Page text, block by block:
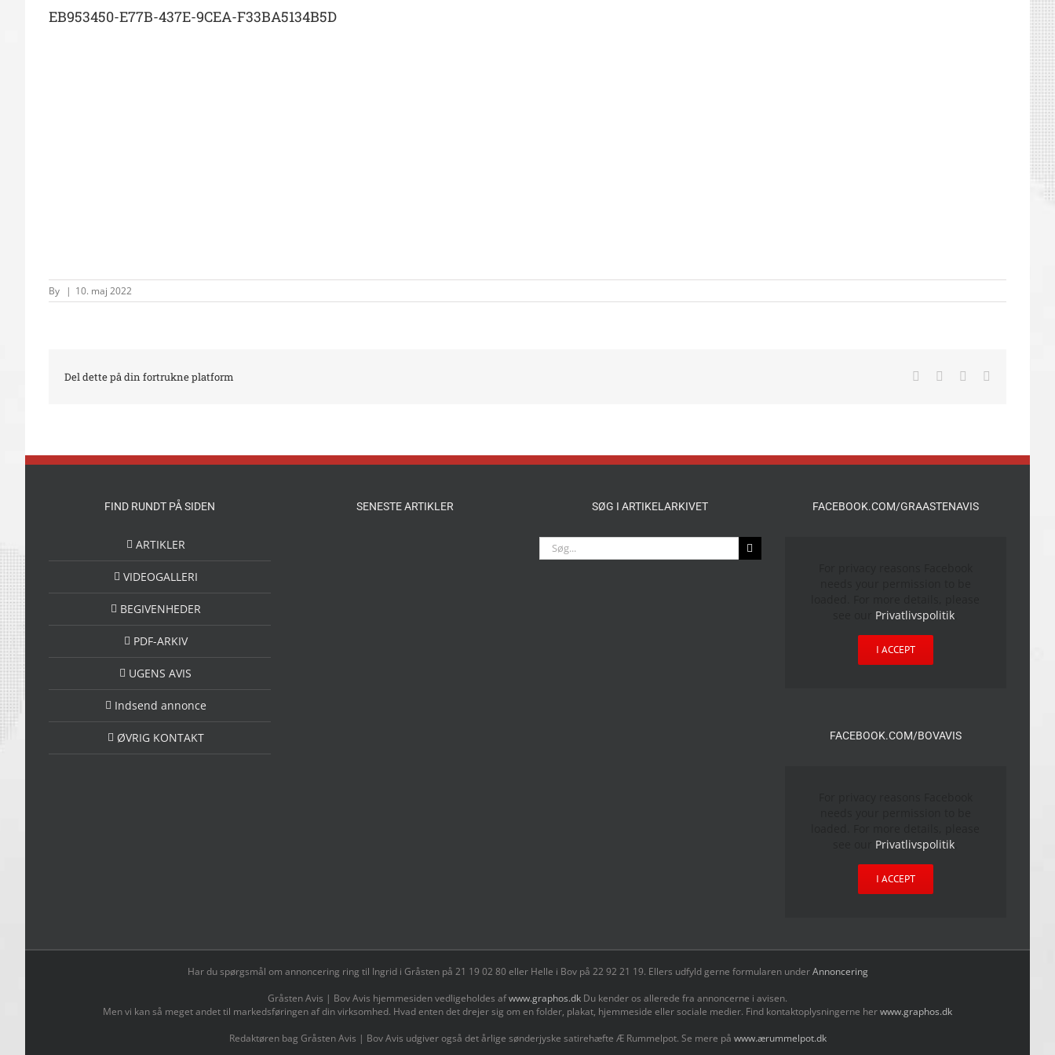
EB953450-E77B-437E-9CEA-F33BA5134B5D
By | 10. maj 2022
Del dette på din fortrukne platform Facebook LinkedIn
FIND RUNDT PÅ SIDEN
ARTIKLER
VIDEOGALLERI
BEGIVENHEDER
PDF-ARKIV
UGENS AVIS
Indsend annonce
ØVRIG KONTAKT
SENESTE ARTIKLER SØG I ARTIKELARKIVET
Søg
efter:
FACEBOOK.COM/GRAASTENAVIS
Privatlivspolitik
I ACCEPT
FACEBOOK.COM/BOVAVIS
Privatlivspolitik
I ACCEPT
Har du spørgsmål om annoncering ring til Ingrid i Gråsten på 21 19 02 80 ‬eller Helle i Bov på 22 92 21 19‬. Ellers udfyld gerne formularen underAnnoncering
Gråsten Avis | Bov Avis hjemmesiden vedligeholdes afwww.graphos.dk Du kender os allerede fra annoncerne i avisen.
Men vi kan så meget andet til markedsføringen af din virksomhed. Hvad enten det drejer sig om en folder, plakat, hjemmeside eller sociale medier. Find kontaktoplysningerne herwww.graphos.dk
Redaktøren bag Gråsten Avis | Bov Avis udgiver også det årlige sønderjyske satirehæfte Æ Rummelpot. Se mere på www.ærummelpot.dk